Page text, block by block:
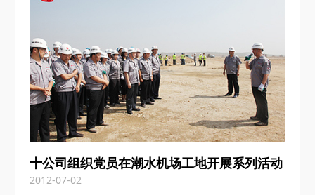
十公司组织党员在潮水机场工地开展系列活动
2012-07-02